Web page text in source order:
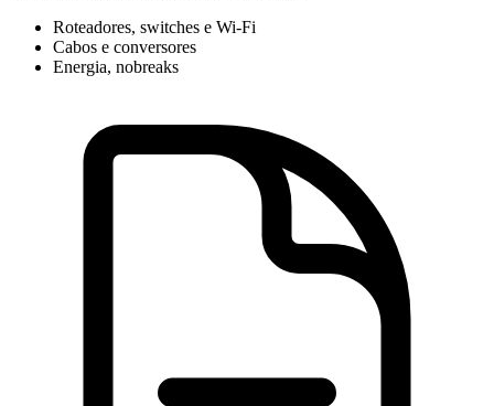
Roteadores, switches e Wi-Fi
Cabos e conversores
Energia, nobreaks